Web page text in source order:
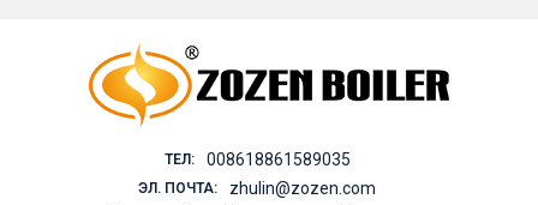
ТЕЛ: 008618861589035
ЭЛ. ПОЧТА: zhulin@zozen.com